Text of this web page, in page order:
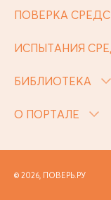
ПОВЕРКА
ИСПЫТАНИЯ
БИБЛИОТЕКА
О ПОРТАЛЕ
© 2026, ПОВЕРЬ.РУ